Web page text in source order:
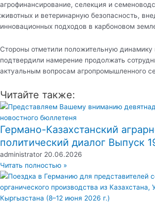
агрофинансирование, селекция и
животных и ветеринарную безопасность,
инновационных подходов в карбоновом
Стороны отметили положительную динамику
подтвердили намерение продолжать
актуальным вопросам агропромышленного
Читайте также:
Германо-Казахстанский
политический диалог Выпуск
administrator 20.06.2026
Читать полностью »